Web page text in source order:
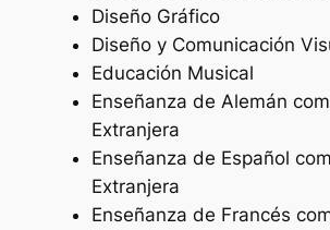
Diseño Gráfico
Diseño y Comunicación
Educación Musical
Enseñanza de Alemán
Extranjera
Enseñanza de Español
Extranjera
Enseñanza de Francés